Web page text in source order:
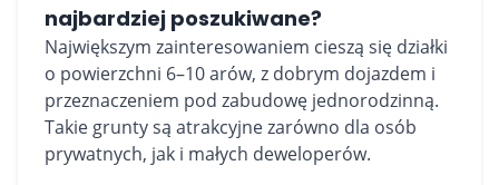
najbardziej poszukiwane?
Największym zainteresowaniem cieszą się działki
o powierzchni 6–10 arów, z dobrym dojazdem i
przeznaczeniem pod zabudowę jednorodzinną.
Takie grunty są atrakcyjne zarówno dla osób
prywatnych, jak i małych deweloperów.